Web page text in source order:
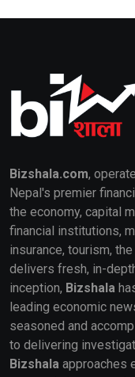
Bizshala.com,
Nepal's premier
the economy, capital
financial institutions,
insurance, tourism,
delivers fresh, in-
inception, Bizshala
leading economic
seasoned and
to delivering
Bizshala approaches